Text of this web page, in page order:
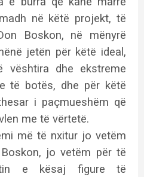
në këtë projekt, të
Boskon, në mënyrë
jetën për këtë ideal,
vështira dhe ekstreme
të botës, dhe për këtë
i paçmueshëm që
me të vërtetë.
më të nxitur jo vetëm
jo vetëm për të
e kësaj figure të